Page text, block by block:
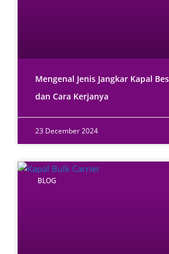
Mengenal Jenis Jangkar Kapal
dan Cara Kerjanya
23 December 2024
BLOG